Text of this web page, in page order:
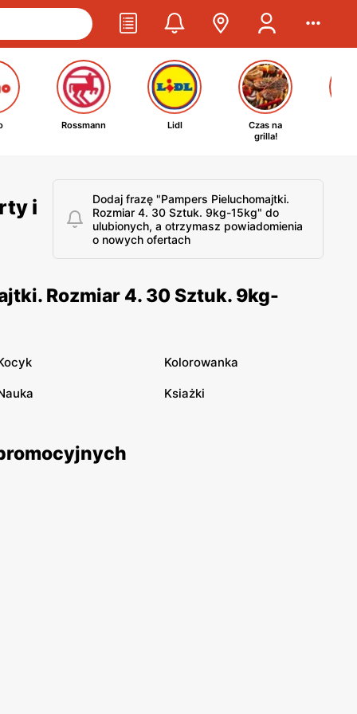
Rossmann Lidl
Czas na
grilla!
i
Dodaj frazę "Pampers Pieluchomajtki.
Rozmiar 4. 30 Sztuk. 9kg-15kg" do
ulubionych, a otrzymasz powiadomienia
o nowych ofertach
Rozmiar 4. 30 Sztuk. 9kg-
Kolorowanka
Ksiażki